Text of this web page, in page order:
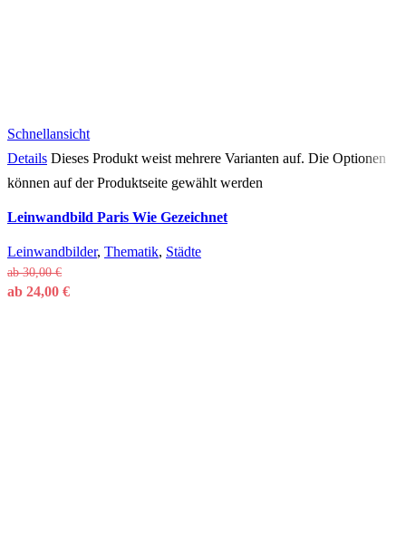
Schnellansicht
Details Dieses Produkt weist mehrere Varianten auf. Die Optionen
können auf der Produktseite gewählt werden
Leinwandbild Paris Wie Gezeichnet
Leinwandbilder, Thematik, Städte
ab30,00€
ab 24,00 €